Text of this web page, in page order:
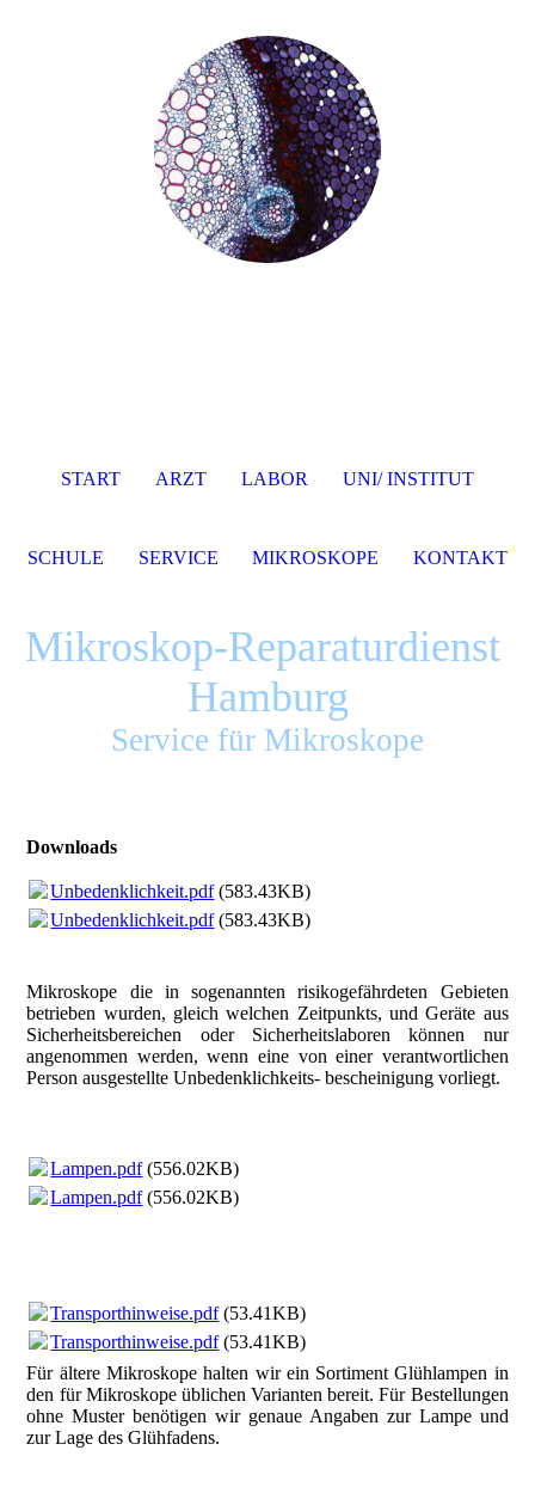
Mikroskop-Reparaturdienst
Hamburg
Service für Mikroskope
Downloads
Unbedenklichkeit.pdf(583.43KB)
Unbedenklichkeit.pdf(583.43KB)
Mikroskope die in sogenannten risikogefährdeten Gebieten
betrieben wurden, gleich welchen Zeitpunkts, und Geräte aus
Sicherheitsbereichen oder Sicherheitslaboren können nur
angenommen werden, wenn eine von einer verantwortlichen
Person ausgestellte Unbedenklichkeits- bescheinigung vorliegt.
Lampen.pdf(556.02KB)
Lampen.pdf(556.02KB)
Transporthinweise.pdf(53.41KB)
Transporthinweise.pdf(53.41KB)
Für ältere Mikroskope halten wir ein Sortiment Glühlampen in
den für Mikroskope üblichen Varianten bereit. Für Bestellungen
ohne Muster benötigen wir genaue Angaben zur Lampe und
zur Lage des Glühfadens.
START ARZT LABOR UNI/ INSTITUT
SCHULE SERVICE MIKROSKOPE KONTAKT